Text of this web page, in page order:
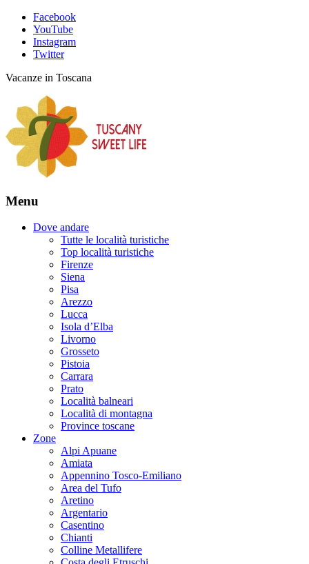
Facebook
YouTube
Instagram
Twitter
Vacanze in Toscana
Menu
Dove andare
Tutte le località turistiche
Top località turistiche
Firenze
Siena
Pisa
Arezzo
Lucca
Isola d’Elba
Livorno
Grosseto
Pistoia
Carrara
Prato
Località balneari
Località di montagna
Province toscane
Zone
Alpi Apuane
Amiata
Appennino Tosco-Emiliano
Area del Tufo
Aretino
Argentario
Casentino
Chianti
Colline Metallifere